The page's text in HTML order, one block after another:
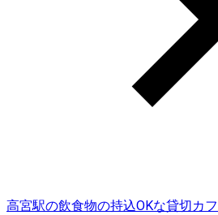
高宮駅の飲食物の持込OKな貸切カ